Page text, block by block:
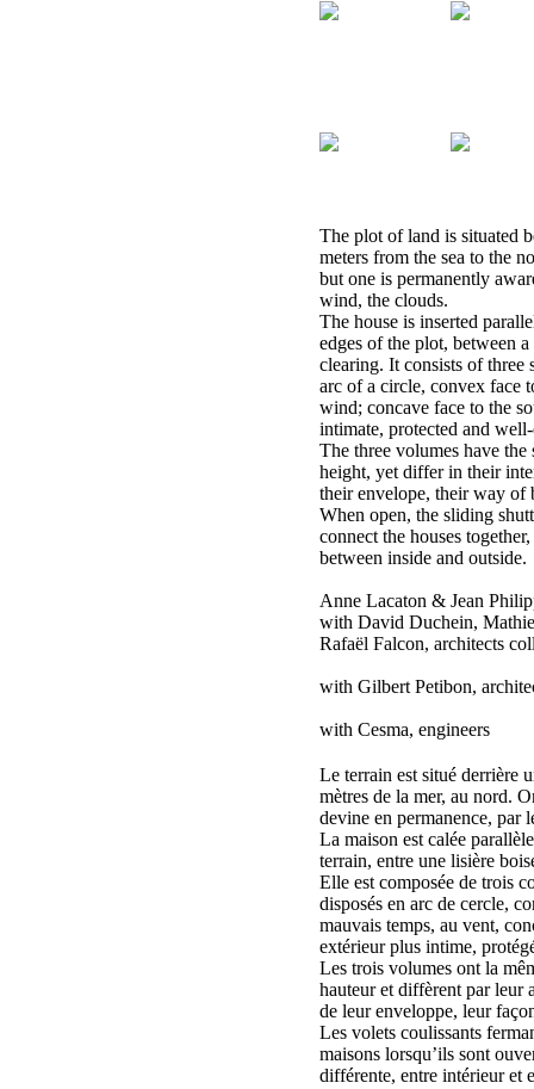
The plot of land is situated
meters from the sea to the
but one is permanently
wind, the clouds.
The house is inserted
edges of the plot, between
clearing. It consists of three
arc of a circle, convex face
wind; concave face to the
intimate, protected and
The three volumes have the
height, yet differ in their
their envelope, their way of
When open, the sliding
connect the houses
between inside and outside.
Anne Lacaton & Jean
with David Duchein,
Rafaël Falcon, architects
with Gilbert Petibon,
with Cesma, engineers
Le terrain est situé derrière
mètres de la mer, au nord.
devine en permanence, par
La maison est calée
terrain, entre une lisière
Elle est composée de trois
disposés en arc de cercle,
mauvais temps, au vent,
extérieur plus intime,
Les trois volumes ont la
hauteur et diffèrent par leur
de leur enveloppe, leur
Les volets coulissants
maisons lorsqu’ils sont
différente, entre intérieur et